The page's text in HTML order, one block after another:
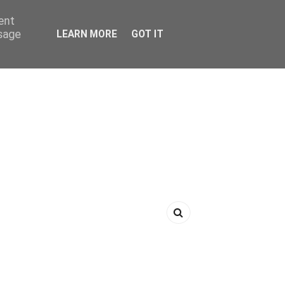
LEARN MORE GOT IT